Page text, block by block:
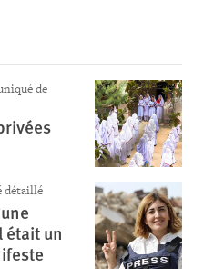
de
détaillé
était un